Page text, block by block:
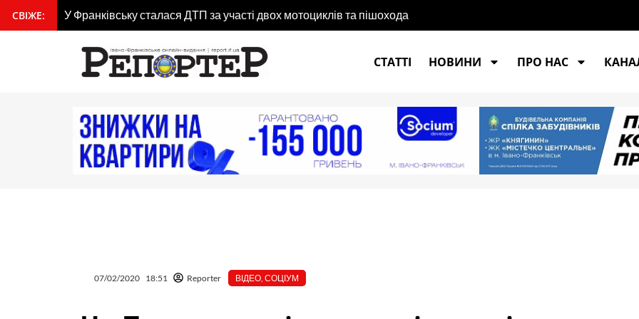
вмісту
СВІЖЕ: У Франківську сталася ДТП за участі двох мотоциклів та пішохода
СТАТТІ
НОВИНИ ПРО НАС
07/02/2020 18:51 Reporter ВІДЕО СОЦІУМ